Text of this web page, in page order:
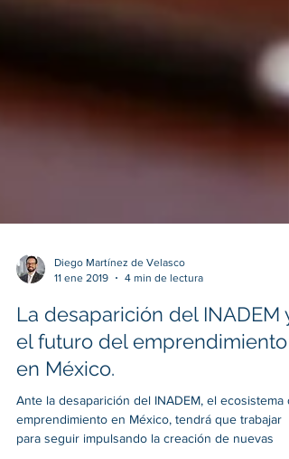
Diego Martínez de Velasco
11 ene 2019
4 min de lectura
La desaparición del INADEM y
el futuro del emprendimiento
en México.